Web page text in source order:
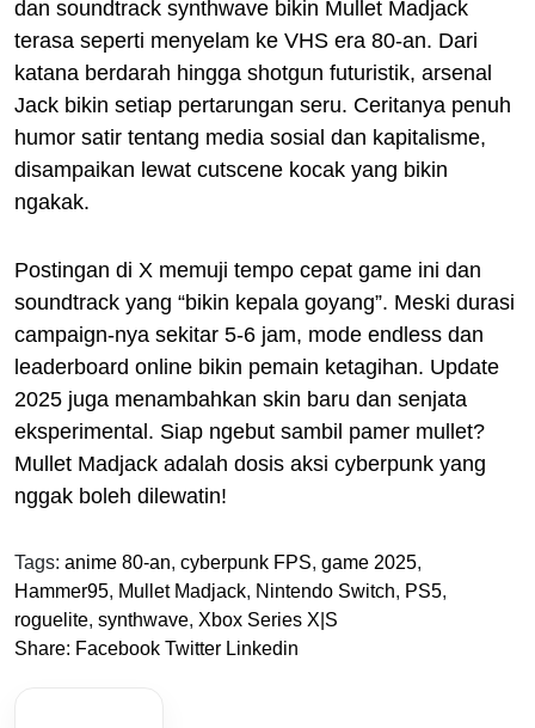
dan soundtrack synthwave bikin Mullet Madjack
terasa seperti menyelam ke VHS era 80-an. Dari
katana berdarah hingga shotgun futuristik, arsenal
Jack bikin setiap pertarungan seru. Ceritanya penuh
humor satir tentang media sosial dan kapitalisme,
disampaikan lewat cutscene kocak yang bikin
ngakak.
Postingan di X memuji tempo cepat game ini dan
soundtrack yang “bikin kepala goyang”. Meski durasi
campaign-nya sekitar 5-6 jam, mode endless dan
leaderboard online bikin pemain ketagihan. Update
2025 juga menambahkan skin baru dan senjata
eksperimental. Siap ngebut sambil pamer mullet?
Mullet Madjack adalah dosis aksi cyberpunk yang
nggak boleh dilewatin!
Tags: anime 80-an, cyberpunk FPS, game 2025,
Hammer95, Mullet Madjack, Nintendo Switch, PS5,
roguelite, synthwave, Xbox Series X|S
Share: Facebook Twitter Linkedin